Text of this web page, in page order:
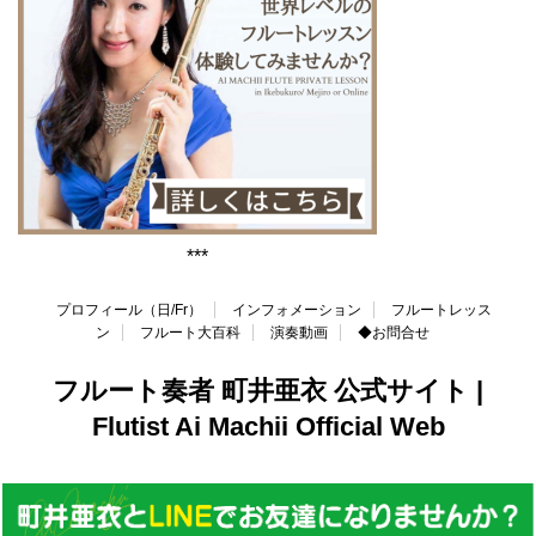
***
プロフィール（日/Fr） インフォメーション
フルートレッス
ン
フルート大百科 演奏動画 ◆お問合せ
フルート奏者 町井亜衣 公式サイト |
Flutist Ai Machii Official Web
Copyright© フルート奏者 町井亜衣 公式サイト | Flutist Ai Machii Official
Web , 2026 All Rights Reserved.